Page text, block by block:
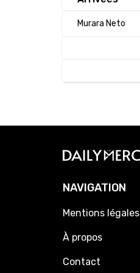
Murara Neto
NAVIGATION
Mentions légales
À propos
Contact